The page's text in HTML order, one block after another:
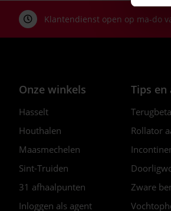
Klantendienst open op ma-do
Onze winkels
Hasselt
Houthalen
Maasmechelen
Sint-Truiden
31 afhaalpunten
Inloggen als agent
Tips en
Rollator
Zware